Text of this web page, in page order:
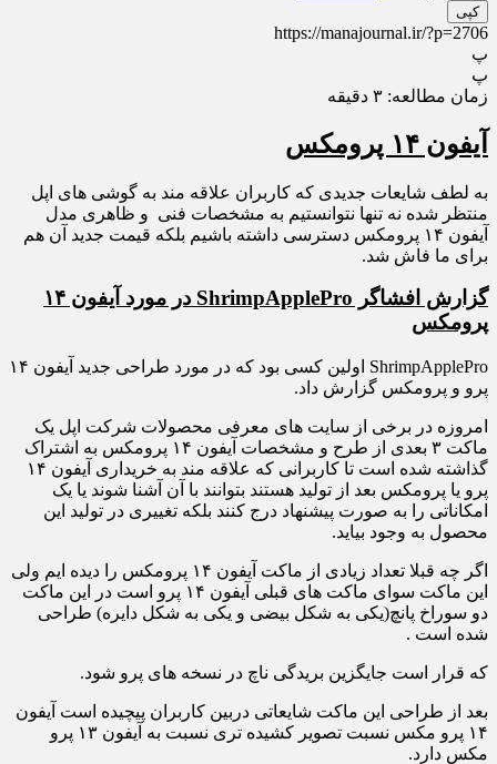
کپی
https://manajournal.ir/?p=2706
پ
پ
زمان مطالعه: ۳ دقیقه
آیفون ۱۴ پرومکس
به لطف شایعات جدیدی که کاربران علاقه مند به گوشی های اپل
منتظر شده نه تنها نتوانستیم به مشخصات فنی و ظاهری مدل
آیفون ۱۴ پرومکس دسترسی داشته باشیم بلکه قیمت جدید آن هم
برای ما فاش شد.
گزارش افشاگر ShrimpApplePro
در مورد آیفون ۱۴
پرومکس
ShrimpApplePro اولین کسی بود که در مورد طراحی جدید آیفون ۱۴
پرو و پرومکس گزارش داد.
امروزه در برخی از سایت های معرفی محصولات شرکت اپل یک
ماکت ۳ بعدی از طرح و مشخصات آیفون ۱۴ پرومکس به اشتراک
گذاشته شده است تا کاربرانی که علاقه مند به خریداری آیفون ۱۴
پرو یا پرومکس بعد از تولید هستند بتوانند با آن آشنا شوند یا یک
امکاناتی را به صورت پیشنهاد درج کنند بلکه تغییری در تولید این
محصول به وجود بیاید.
اگر چه قبلا تعداد زیادی از ماکت آیفون ۱۴ پرومکس را دیده ایم ولی
این ماکت سوای ماکت های قبلی آیفون ۱۴ پرو است در این ماکت
دو سوراخ پانچ(یکی به شکل بیضی و یکی به شکل دایره) طراحی
شده است .
که قرار است جایگزین بریدگی ناچ در نسخه های پرو شود.
بعد از طراحی این ماکت شایعاتی دربین کاربران پیچیده است آیفون
۱۴ پرو مکس نسبت تصویر کشیده تری نسبت به آیفون ۱۳ پرو
مکس دارد.